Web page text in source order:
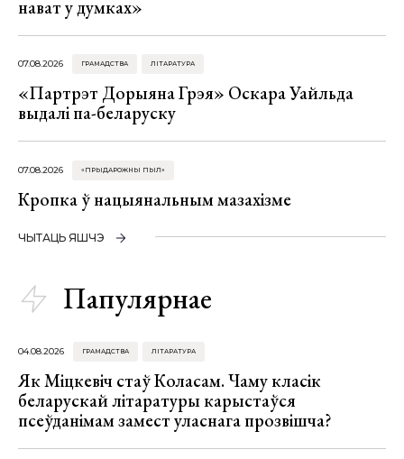
нават у думках»
07.08.2026 ГРАМАДСТВА ЛІТАРАТУРА
«Партрэт Дорыяна Грэя» Оскара Уайльда
выдалі па-беларуску
07.08.2026 «ПРЫДАРОЖНЫ ПЫЛ»
Кропка ў нацыянальным мазахізме
ЧЫТАЦЬ ЯШЧЭ
Папулярнае
04.08.2026 ГРАМАДСТВА ЛІТАРАТУРА
Як Міцкевіч стаў Коласам. Чаму класік
беларускай літаратуры карыстаўся
псеўданімам замест уласнага прозвішча?